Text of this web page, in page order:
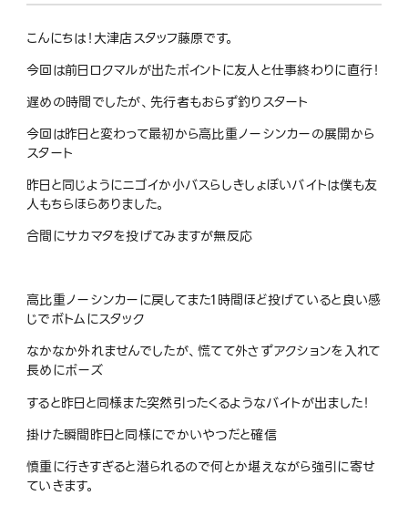
こんにちは！大津店スタッフ藤原です。
今回は前日ロクマルが出たポイントに友人と仕事終わりに直行！
遅めの時間でしたが、先行者もおらず釣りスタート
今回は昨日と変わって最初から高比重ノーシンカーの展開から
スタート
昨日と同じようにニゴイか小バスらしきしょぼいバイトは僕も友
人もちらほらありました。
合間にサカマタを投げてみますが無反応
高比重ノーシンカーに戻してまた1時間ほど投げていると良い感
じでボトムにスタック
なかなか外れませんでしたが、慌てて外さずアクションを入れて
長めにポーズ
すると昨日と同様また突然引ったくるようなバイトが出ました！
掛けた瞬間昨日と同様にでかいやつだと確信
慎重に行きすぎると潜られるので何とか堪えながら強引に寄せ
ていきます。